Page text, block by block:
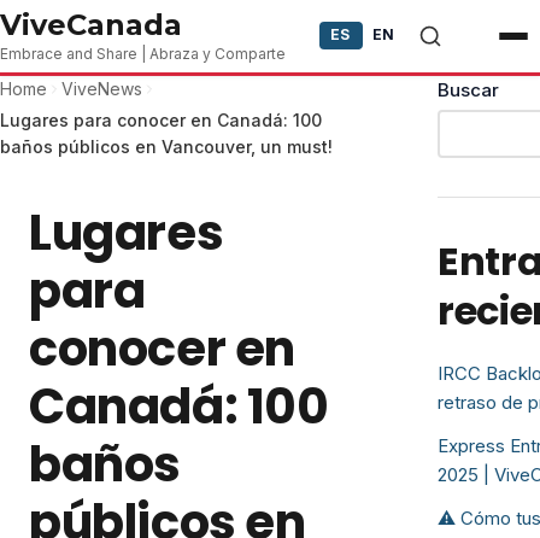
Skip to content
ViveCanada
Embrace and Share | Abraza y Comparte
ES EN
Home
ViveNews
Lugares para conocer en Canadá: 100
baños públicos en Vancouver, un must!
Lugares
para
conocer en
Canadá: 100
baños
públicos en
Buscar
IRCC
retraso de
Express
2025 |
⚠️ Cómo